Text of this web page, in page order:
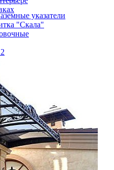
указатели
"Скала"